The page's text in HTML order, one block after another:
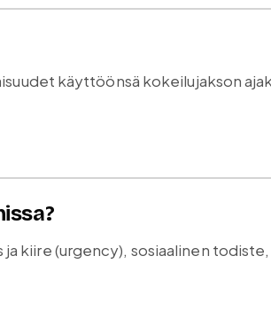
käyttöönsä kokeilujakson
kiire (urgency), sosiaalinen